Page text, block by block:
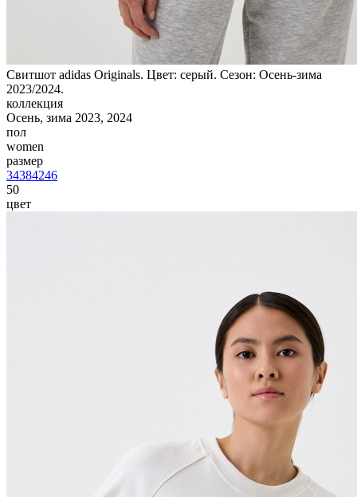
Свитшот adidas Originals. Цвет: серый. Сезон: Осень-зима
2023/2024.
коллекция
Осень, зима 2023, 2024
пол
women
размер
34384246
50
цвет